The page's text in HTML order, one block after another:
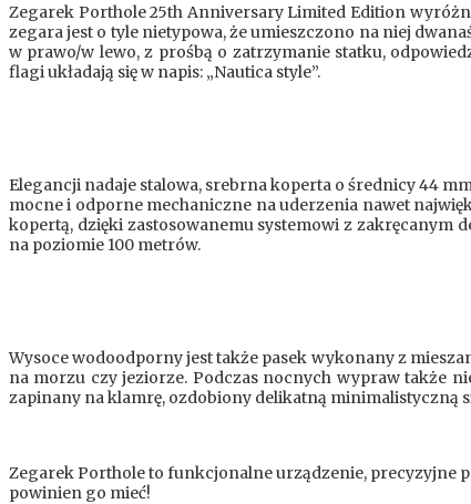
Zegarek Porthole 25th Anniversary Limited Edition
zegara jest o tyle nietypowa, że umieszczono na niej
w prawo/w lewo, z prośbą o zatrzymanie statku,
flagi układają się w napis: „Nautica style”.
Elegancji nadaje stalowa, srebrna koperta o średnicy 44
mocne i odporne mechaniczne na uderzenia nawet
kopertą, dzięki zastosowanemu systemowi z zakręcanym
na poziomie 100 metrów.
Wysoce wodoodporny jest także pasek wykonany z
na morzu czy jeziorze. Podczas nocnych wypraw także
zapinany na klamrę, ozdobiony delikatną minimalistyczną
Zegarek Porthole to funkcjonalne urządzenie, precyzyjne
powinien go mieć!